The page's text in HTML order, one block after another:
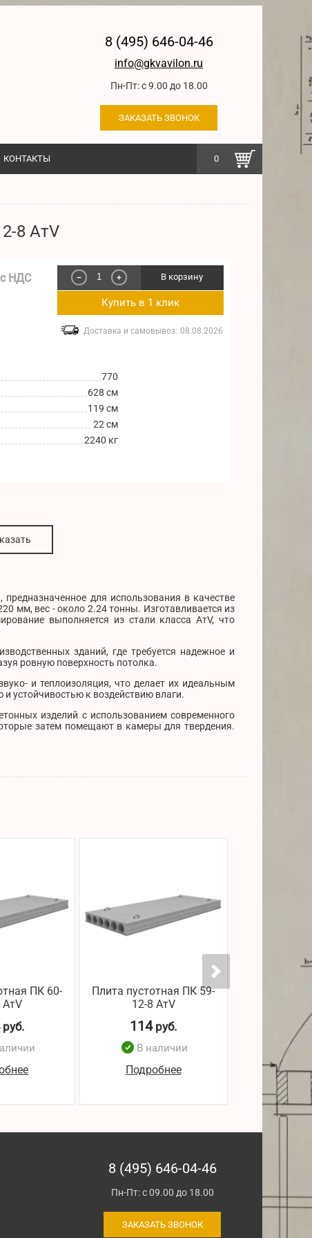
8 (495) 646-04-46
info@gkvavilon.ru
Пн-Пт: с 9.00 до 18.00
ЗАКАЗАТЬ ЗВОНОК
0
КОНТАКТЫ
8 AтV
с НДС − + В корзину
Купить в 1 клик
Доставка и самовывоз: 08.08.2026
770
628 см
119 см
22 см
2240 кг
для использования в качестве
мм, вес - около 2.24 тонны. Изготавливается из
выполняется из стали класса АтV, что
зданий, где требуется надежное и
ровную поверхность потолка.
и теплоизоляция, что делает их идеальным
устойчивостью к воздействию влаги.
изделий с использованием современного
затем помещают в камеры для твердения.
ПК 60-
АтV
руб.
Плита пустотная ПК 59-
12-8 АтV
114руб.
В наличии
Подробнее
114
В
8 (495) 646-04-46
Пн-Пт: с 09.00 до 18.00
ЗАКАЗАТЬ ЗВОНОК